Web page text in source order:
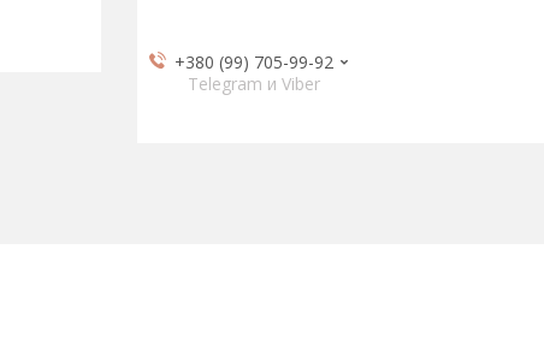
+380 (99) 705-99-92
Telegram и Viber